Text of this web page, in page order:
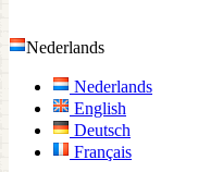
Nederlands
Nederlands
English
Deutsch
Français